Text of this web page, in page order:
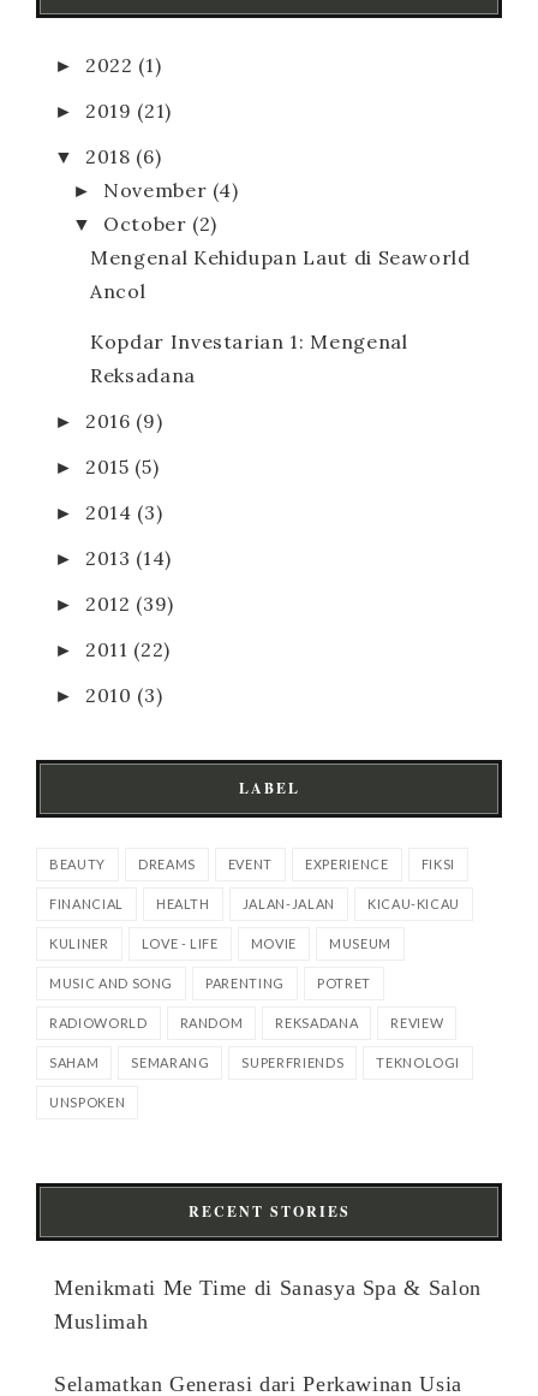
► 2022 (1)
► 2019 (21)
▼ 2018 (6)
► November (4)
▼ October (2)
Mengenal Kehidupan Laut di Seaworld
Ancol
Kopdar Investarian 1: Mengenal
Reksadana
► 2016 (9)
► 2015 (5)
► 2014 (3)
► 2013 (14)
► 2012 (39)
► 2011 (22)
► 2010 (3)
LABEL
BEAUTY DREAMS EVENT EXPERIENCE FIKSI
FINANCIAL HEALTH JALAN-JALAN KICAU-KICAU
KULINER LOVE - LIFE MOVIE MUSEUM
MUSIC AND SONG PARENTING POTRET
RADIOWORLD RANDOM REKSADANA REVIEW
SAHAM SEMARANG SUPERFRIENDS TEKNOLOGI
UNSPOKEN
RECENT STORIES
Menikmati Me Time di Sanasya Spa & Salon
Muslimah
Selamatkan Generasi dari Perkawinan Usia